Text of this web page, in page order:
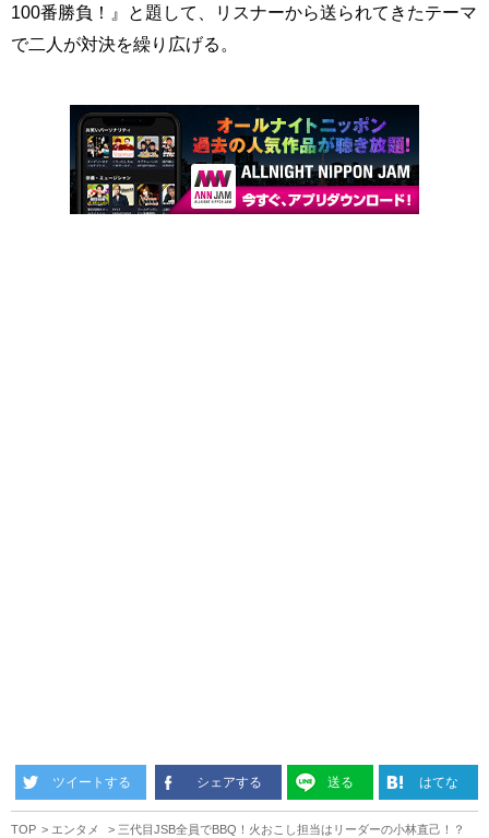
100番勝負！』と題して、リスナーから送られてきたテーマ
で二人が対決を繰り広げる。
ツイートする シェアする 送る はてな
TOP エンタメ 三代目JSB全員でBBQ！火おこし担当はリーダーの小林直己！？